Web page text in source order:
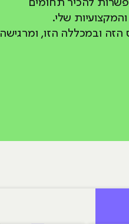
להכיר תחומים
שלי.
ובמכללה הזו, ומרגישה